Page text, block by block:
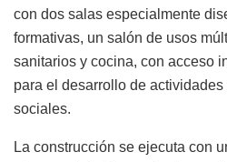
con dos salas especialmente
formativas, un salón de usos
sanitarios y cocina, con acceso
para el desarrollo de
sociales.
La construcción se ejecuta con